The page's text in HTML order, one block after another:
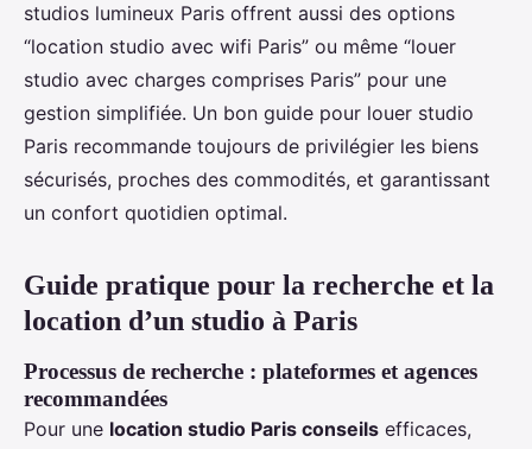
studios lumineux Paris offrent aussi des options
“location studio avec wifi Paris” ou même “louer
studio avec charges comprises Paris” pour une
gestion simplifiée. Un bon guide pour louer studio
Paris recommande toujours de privilégier les biens
sécurisés, proches des commodités, et garantissant
un confort quotidien optimal.
Guide pratique pour la recherche et la
location d’un studio à Paris
Processus de recherche : plateformes et agences
recommandées
Pour une location studio Paris conseils efficaces,